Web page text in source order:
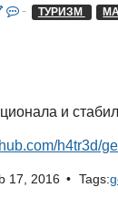
- ТУРИЗМ
и
h4tr3d/
17, 2016 Tags: